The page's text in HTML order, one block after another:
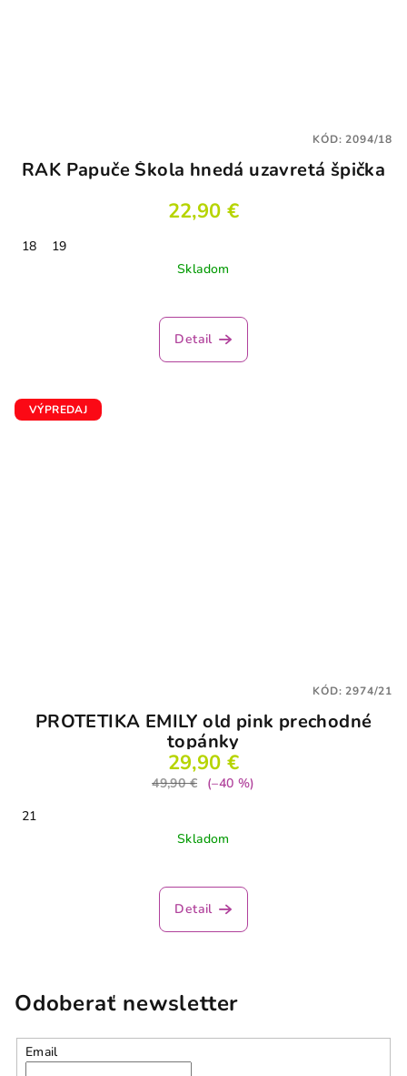
RAK Papuče Škola hnedá uzavretá špička
22,90 €
18
19
Skladom
Detail
KÓD:2094/18
VÝPREDAJ
PROTETIKA EMILY old pink prechodné
topánky
29,90 €
49,90 €
(–40 %)
21
Skladom
Detail
KÓD:2974/21
Odoberať newsletter
Email